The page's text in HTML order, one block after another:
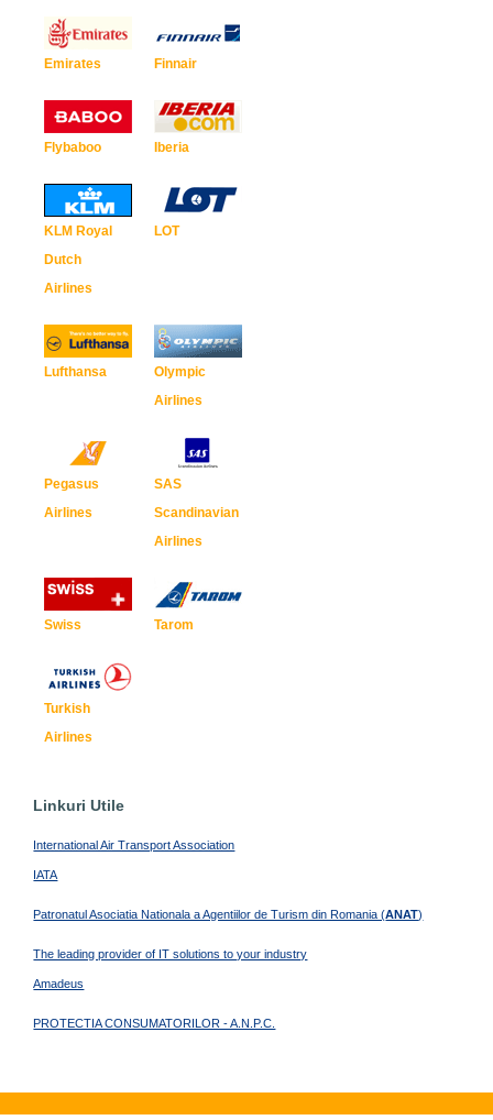
Emirates Finnair
Flybaboo Iberia
KLM Royal
Dutch
Airlines
LOT
Lufthansa
Olympic
Airlines
Pegasus
Airlines
SAS
Scandinavian
Airlines
Swiss Tarom
Turkish
Airlines
Linkuri Utile
International Air Transport Association
IATA
Patronatul Asociatia Nationala a Agentiilor de Turism din Romania (ANAT)
The leading provider of IT solutions to your industry
Amadeus
PROTECTIA CONSUMATORILOR - A.N.P.C.